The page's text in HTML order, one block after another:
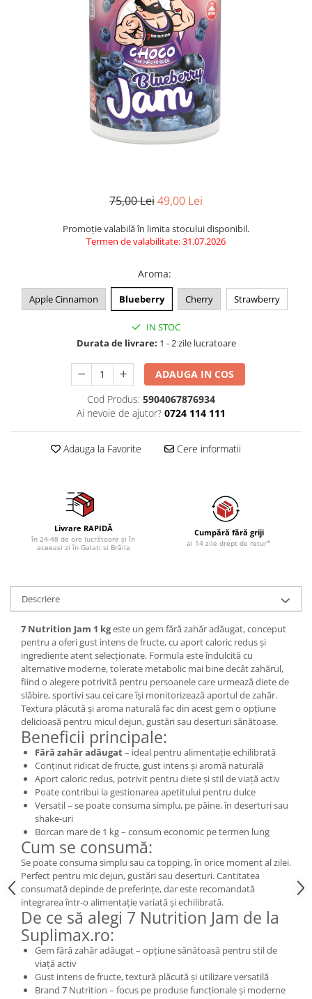
75,00 Lei49,00 Lei
Promoție valabilă în limita stocului disponibil.
Termen de valabilitate: 31.07.2026
Aroma:
Apple Cinnamon Blueberry Cherry Strawberry
IN STOC
Durata de livrare: 1 - 2 zile lucratoare
ADAUGA IN COS
Cod Produs: 5904067876934
Ai nevoie de ajutor? 0724 114 111
Adauga la Favorite Cere informatii
Livrare RAPIDĂ
în 24-48 de ore lucrătoare și în
aceeași zi în Galați si Brăila
Cumpără fără griji
ai 14 zile drept de retur*
Descriere
7 Nutrition Jam 1 kgeste un gem fără zahăr adăugat, conceput
pentru a oferi gust intens de fructe, cu aport caloric redus și
ingrediente atent selecționate. Formula este îndulcită cu
alternative moderne, tolerate metabolic mai bine decât zahărul,
fiind o alegere potrivită pentru persoanele care urmează diete de
slăbire, sportivi sau cei care își monitorizează aportul de zahăr.
Textura plăcută și aroma naturală fac din acest gem o opțiune
delicioasă pentru micul dejun, gustări sau deserturi sănătoase.
Beneficii principale:
Fără zahăr adăugat– ideal pentru alimentație echilibrată
Conținut ridicat de fructe, gust intens și aromă naturală
Aport caloric redus, potrivit pentru diete și stil de viață activ
Poate contribui la gestionarea apetitului pentru dulce
Versatil – se poate consuma simplu, pe pâine, în deserturi sau
shake-uri
Borcan mare de 1 kg – consum economic pe termen lung
Cum se consumă:
Se poate consuma simplu sau ca topping, în orice moment al zilei.
Perfect pentru mic dejun, gustări sau deserturi. Cantitatea
consumată depinde de preferințe, dar este recomandată
integrarea într-o alimentație variată și echilibrată.
De ce să alegi 7 Nutrition Jam de la
Suplimax.ro:
Gem fără zahăr adăugat – opțiune sănătoasă pentru stil de
viață activ
Gust intens de fructe, textură plăcută și utilizare versatilă
Brand 7 Nutrition – focus pe produse funcționale și moderne